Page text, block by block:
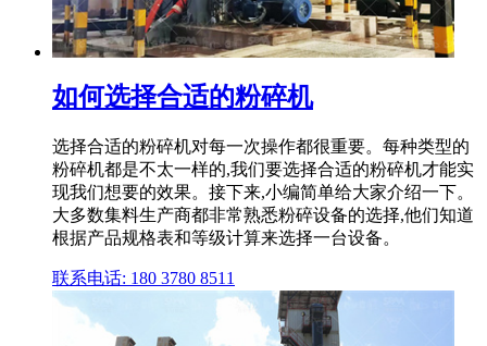
如何选择合适的粉碎机
选择合适的粉碎机对每一次操作都很重要。每种类型的
粉碎机都是不太一样的,我们要选择合适的粉碎机才能实
现我们想要的效果。接下来,小编简单给大家介绍一下。
大多数集料生产商都非常熟悉粉碎设备的选择,他们知道
根据产品规格表和等级计算来选择一台设备。
联系电话: 180 3780 8511